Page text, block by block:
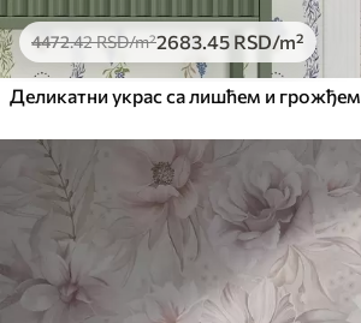
4472.42RSD/m²2683.45 RSD/m²
Деликатни украс са лишћем и грожђем